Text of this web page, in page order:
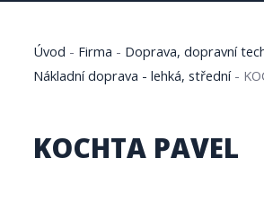
Úvod - Firma - Doprava, dopravní
Nákladní doprava - lehká, střední-
KOCHTA PAVEL